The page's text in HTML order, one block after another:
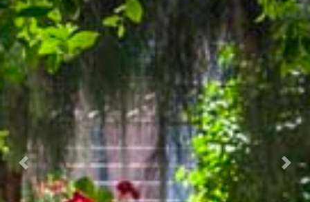
Prec. Succ.